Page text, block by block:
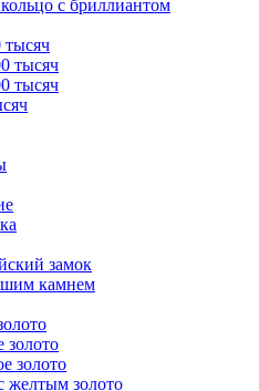
с бриллиантом
тысяч
тысяч
тысяч
замок
камнем
золото
золото
желтым золото